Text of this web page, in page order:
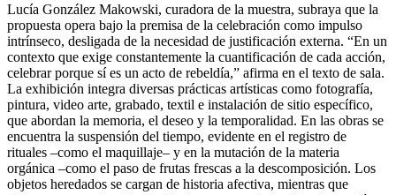
Lucía González Makowski, curadora de la muestra, subraya que la
propuesta opera bajo la premisa de la celebración como impulso
intrínseco, desligada de la necesidad de justificación externa. “En un
contexto que exige constantemente la cuantificación de cada acción,
celebrar porque sí es un acto de rebeldía,” afirma en el texto de sala.
La exhibición integra diversas prácticas artísticas como fotografía,
pintura, video arte, grabado, textil e instalación de sitio específico,
que abordan la memoria, el deseo y la temporalidad. En las obras se
encuentra la suspensión del tiempo, evidente en el registro de
rituales –como el maquillaje– y en la mutación de la materia
orgánica –como el paso de frutas frescas a la descomposición. Los
objetos heredados se cargan de historia afectiva, mientras que